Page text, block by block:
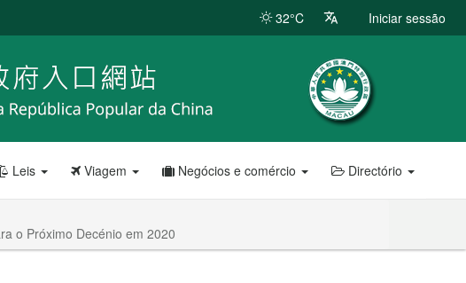
32°C Iniciar sessão
Leis Viagem Negócios e comércio Directório
o Próximo Decénio em 2020